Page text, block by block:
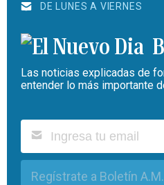
DE LUNES A VIERNES
Las noticias explicadas de
entender lo más importante
Regístrate a Boletín A.M.